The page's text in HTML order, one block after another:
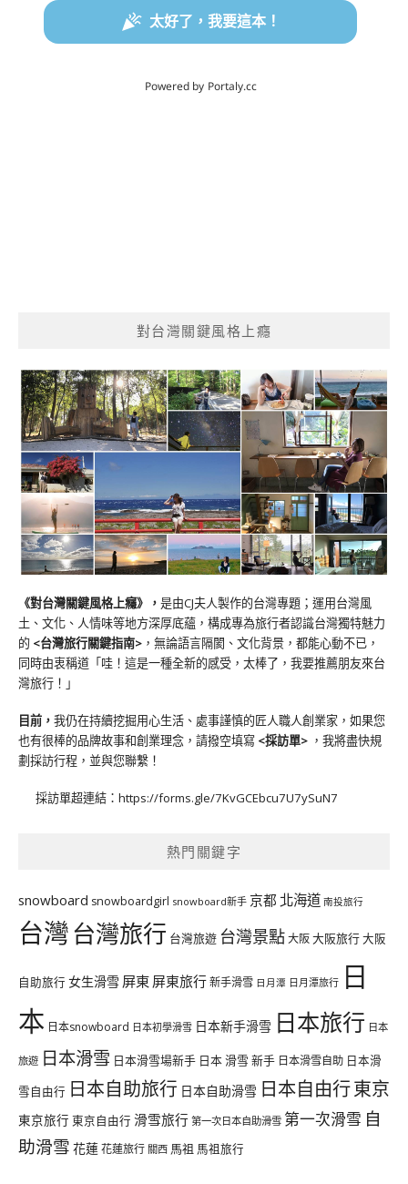
對台灣關鍵風格上癮
《對台灣關鍵風格上癮》 ， 是由CJ夫人製作的台灣專題；運用台灣風
土、文化、人情味等地方深厚底蘊，構成專為旅行者認識台灣獨特魅力
的 <台灣旅行關鍵指南> ，無論語言隔閡、文化背景，都能心動不已，
同時由衷稱道「哇！這是一種全新的感受，太棒了，我要推薦朋友來台
灣旅行！」
目前， 我仍在持續挖掘用心生活、處事謹慎的匠人職人創業家，如果您
也有很棒的品牌故事和創業理念，請撥空填寫 <採訪單> ，我將盡快規
劃採訪行程，並與您聯繫！
採訪單超連結： https://forms.gle/7KvGCEbcu7U7ySuN7
熱門關鍵字
snowboard snowboardgirl snowboard新手 京都 北海道 南投旅行
台灣台灣旅行 台灣旅遊 台灣景點大阪大阪旅行大阪
自助旅行 女生滑雪 屏東 屏東旅行新手滑雪 日月潭 日月潭旅行 日
本 日本snowboard 日本初學滑雪 日本新手滑雪 日本旅行 日本
旅遊 日本滑雪 日本滑雪場新手 日本 滑雪 新手 日本滑雪自助 日本滑
雪自由行 日本自助旅行 日本自助滑雪 日本自由行東京
東京旅行 東京自由行 滑雪旅行 第一次日本自助滑雪 第一次滑雪 自
助滑雪 花蓮花蓮旅行 關西 馬祖 馬祖旅行